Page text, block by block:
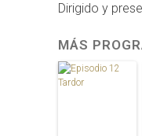
Dirigido y
MÁS